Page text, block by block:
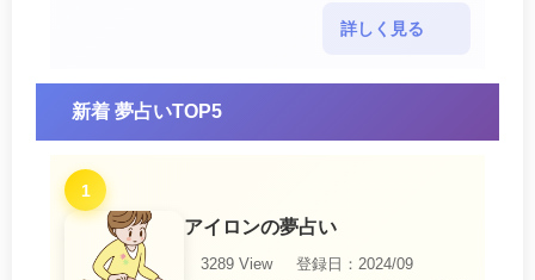
て危機を回避する事が必要です。 ま
詳しく見る
新着 夢占いTOP5
1
アイロンの夢占い
3289 View
登録日：2024/09